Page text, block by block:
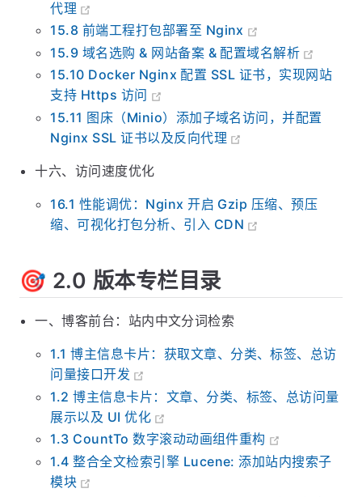
15.7 云服务器 Docker 安装 Nginx, 并配置反向
代理
15.8 前端工程打包部署至 Nginx
15.9 域名选购 & 网站备案 & 配置域名解析
15.10 Docker Nginx 配置 SSL 证书，实现网站
支持 Https 访问
15.11 图床（Minio）添加子域名访问，并配置
Nginx SSL 证书以及反向代理
十六、访问速度优化
16.1 性能调优：Nginx 开启 Gzip 压缩、预压
🎯 2.0 版本专栏目录
一、博客前台：站内中文分词检索
1.1 博主信息卡片：获取文章、分类、标签、总访
问量接口开发
1.2 博主信息卡片：文章、分类、标签、总访问量
展示以及 UI 优化
1.3 CountTo 数字滚动动画组件重构
1.4 整合全文检索引擎 Lucene: 添加站内搜索子